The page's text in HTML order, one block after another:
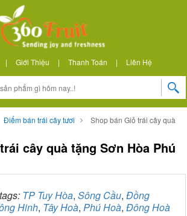
| Giới Thiệu | Thanh Toán | Liên Hệ
Điểm bán trái cây tươi
Shop bán Giỏ trái cây quà
cây quà tặng Sơn Hòa Phú
TP Tuy Hòa, Sông Cầu, Đồng
Hinh, Tây Hoà, Phú Hoà, Đông Hoà